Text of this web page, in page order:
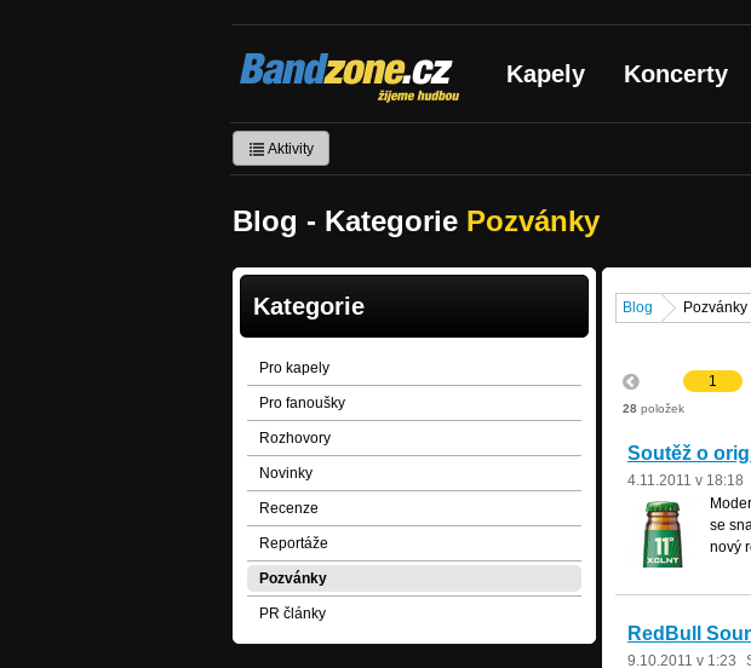
Bandzone.cz
žijeme hudbou Kapely Koncerty
Aktivity
Blog - Kategorie Pozvánky
Kategorie
Pro kapely
Pro fanoušky
Rozhovory
Novinky
Recenze
Reportáže
Pozvánky
PR články
Blog Pozvánky
1
28 položek
Soutěž o
4.11.2011 v 18:18
se
nový
RedBull
9.10.2011 v 1:23